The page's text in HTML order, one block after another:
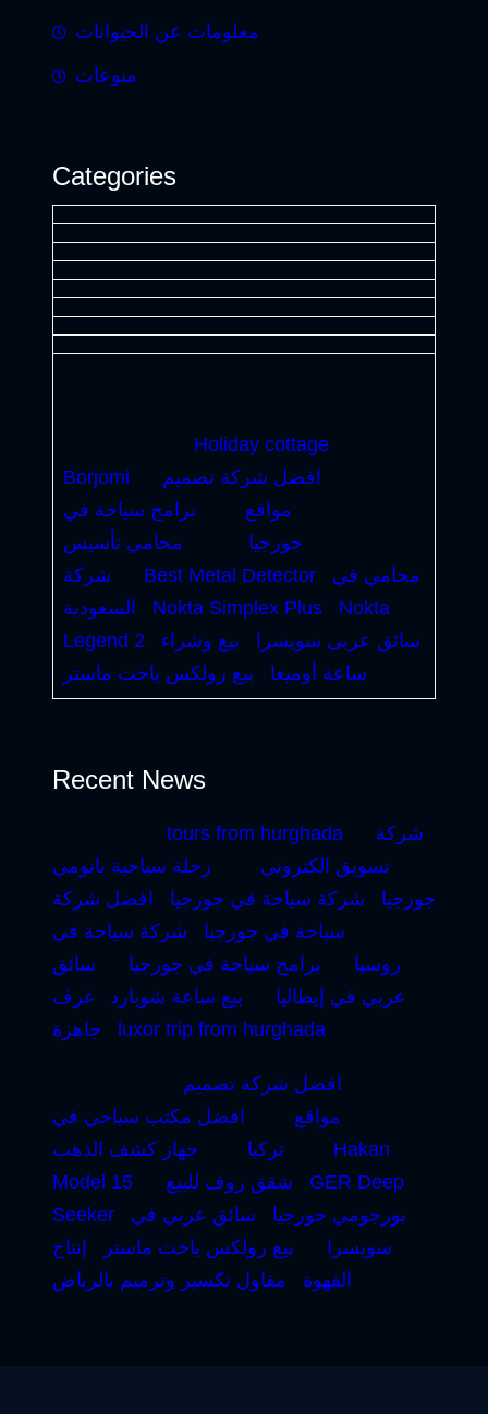
معلومات عن الحيوانات
منوعات
Categories
Holiday cottage
Borjomi
افضل شركة تصميم
مواقع
برامج سياحة في
جورجيا
محامي تأسيس
شركة
Best Metal Detector
محامي في
السعودية
Nokta Simplex Plus
Nokta
Legend 2
سائق عربى سويسرا
بيع وشراء
ساعة أوميغا
بيع رولكس ياخت ماستر
Recent News
tours from hurghada
شركة
تسويق الكتروني
رحلة سياحية باتومي
جورجيا
شركة سياحة في جورجيا
افضل شركة
سياحة في جورجيا
شركة سياحة في
روسيا
برامج سياحة في جورجيا
سائق
عربي في إيطاليا
بيع ساعة شوبارد
غرف
جاهزة
luxor trip from hurghada
افضل شركة تصميم
مواقع
افضل مكتب سياحي في
تركيا
جهاز كشف الذهب
Hakan
Model 15
شقق روف للبيع
GER Deep
Seeker
بورجومي جورجيا
سائق عربي في
سويسرا
بيع رولكس ياخت ماستر
إنتاج
القهوة
مقاول تكسير وترميم بالرياض